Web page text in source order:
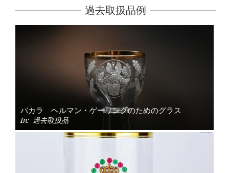
過去取扱品例
バカラ ヘルマン・ゲーリングのためのグラス
In: 過去取扱品